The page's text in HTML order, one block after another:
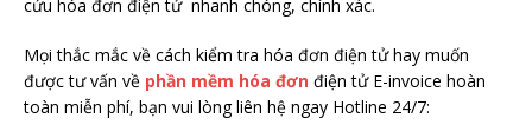
cứu hóa đơn điện tử nhanh chóng, chính xác.
Mọi thắc mắc về cách kiểm tra hóa đơn điện tử hay muốn
được tư vấn về phần mềm hóa đơn điện tử E-invoice hoàn
toàn miễn phí, bạn vui lòng liên hệ ngay Hotline 24/7: